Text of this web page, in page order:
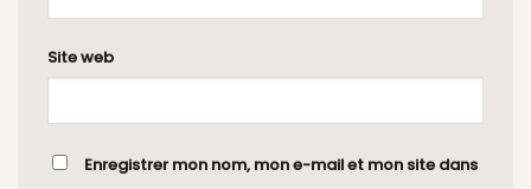
Site web
Enregistrer mon nom, mon e-mail et mon site dans